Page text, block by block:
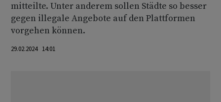
mitteilte. Unter anderem sollen Städte so besser
gegen illegale Angebote auf den Plattformen
vorgehen können.
29.02.2024 14:01